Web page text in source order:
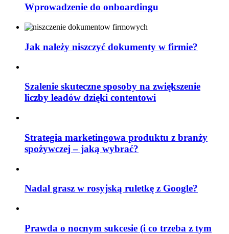
Wprowadzenie do onboardingu
Jak należy niszczyć dokumenty w firmie?
Szalenie skuteczne sposoby na zwiększenie
liczby leadów dzięki contentowi
Strategia marketingowa produktu z branży
spożywczej – jaką wybrać?
Nadal grasz w rosyjską ruletkę z Google?
Prawda o nocnym sukcesie (i co trzeba z tym